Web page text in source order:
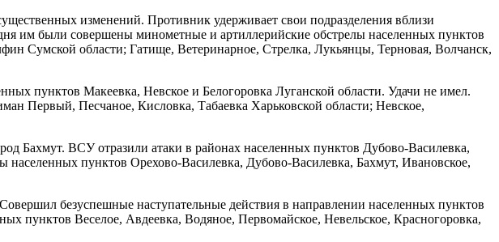
изменений. Противник удерживает свои подразделения вблизи
им были совершены минометные и артиллерийские обстрелы населенных пунктов
Сумской области; Гатище, Ветеринарное, Стрелка, Лукьянцы, Терновая, Волчанск,
пунктов Макеевка, Невское и Белогоровка Луганской области. Удачи не имел.
Первый, Песчаное, Кисловка, Табаевка Харьковской области; Невское,
Бахмут. ВСУ отразили атаки в районах населенных пунктов Дубово-Василевка,
пунктов Орехово-Василевка, Дубово-Василевка, Бахмут, Ивановское,
безуспешные наступательные действия в направлении населенных пунктов
пунктов Веселое, Авдеевка, Водяное, Первомайское, Невельское, Красногоровка,